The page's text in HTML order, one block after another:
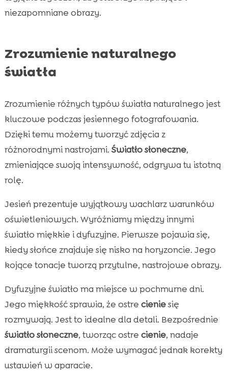
niezapomniane obrazy.
Zrozumienie naturalnego
światła
Zrozumienie różnych typów światła naturalnego jest
kluczowe podczas jesiennego fotografowania.
Dzięki temu możemy tworzyć zdjęcia z
różnorodnymi nastrojami. Światło słoneczne,
zmieniające swoją intensywność, odgrywa tu istotną
rolę.
Jesień prezentuje wyjątkowy wachlarz warunków
oświetleniowych. Wyróżniamy między innymi
światło miękkie i dyfuzyjne. Pierwsze pojawia się,
kiedy słońce znajduje się nisko na horyzoncie. Jego
kojące tonacje tworzą przytulne, nastrojowe obrazy.
Dyfuzyjne światło ma miejsce w pochmurne dni.
Jego miękkość sprawia, że ostre cieniesię
rozmywają. Jest to idealne dla detali. Bezpośrednie
światło słoneczne, tworząc ostre cienie, nadaje
dramaturgii scenom. Może wymagać jednak korekty
ustawień w aparacie.